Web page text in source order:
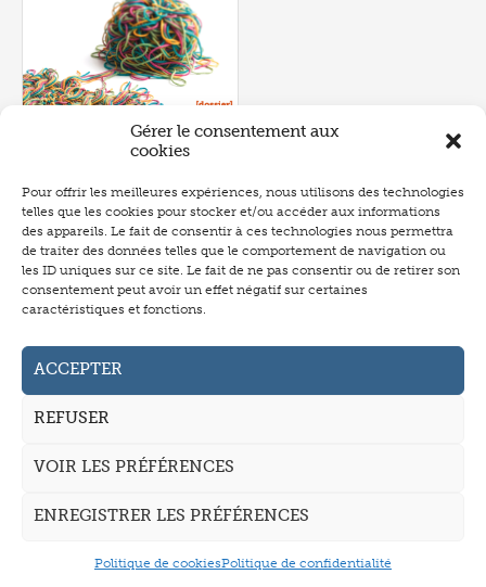
Gérer le consentement aux
cookies
Pour offrir les meilleures expériences, nous utilisons des technologies
telles que les cookies pour stocker et/ou accéder aux informations
des appareils. Le fait de consentir à ces technologies nous permettra
de traiter des données telles que le comportement de navigation ou
les ID uniques sur ce site. Le fait de ne pas consentir ou de retirer son
consentement peut avoir un effet négatif sur certaines
caractéristiques et fonctions.
ACCEPTER
REFUSER
VOIR LES PRÉFÉRENCES
ENREGISTRER LES PRÉFÉRENCES
Politique de cookiesPolitique de confidentialité
Numéro 657- juin 2026
Annonceurs
Auteurs
Mentions légales
CGV